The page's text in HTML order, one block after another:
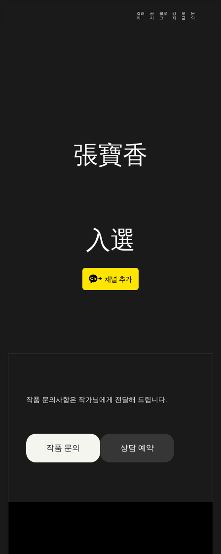
갤러
리
공
지
블로
그
강
좌
모
금
문
의
張寶香
入選
작품 문의사항은 작가님에게 전달해 드립니다.
작품 문의 상담 예약